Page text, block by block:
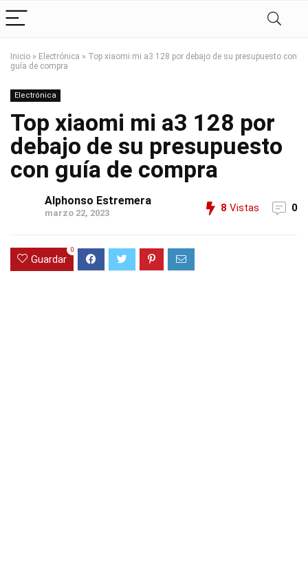
Inicio » Electrónica » Top xiaomi mi a3 128 por debajo de su presupuesto con
guía de compra
Electrónica
Top xiaomi mi a3 128 por
debajo de su presupuesto
con guía de compra
Alphonso Estremera
marzo 22, 2023 8 Vistas 0
Guardar
0